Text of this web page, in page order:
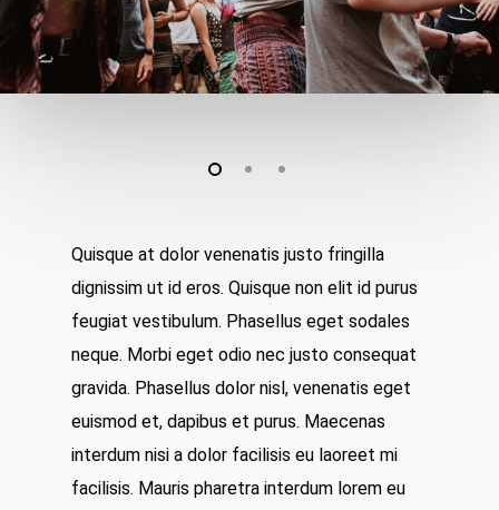
Quisque at dolor venenatis justo fringilla
dignissim ut id eros. Quisque non elit id purus
feugiat vestibulum. Phasellus eget sodales
neque. Morbi eget odio nec justo consequat
gravida. Phasellus dolor nisl, venenatis eget
euismod et, dapibus et purus. Maecenas
interdum nisi a dolor facilisis eu laoreet mi
facilisis. Mauris pharetra interdum lorem eu